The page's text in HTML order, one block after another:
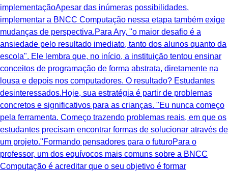
implementaçãoApesar das inúmeras possibilidades,
implementar a BNCC Computação nessa etapa também exige
mudanças de perspectiva.Para Ary, "o maior desafio é a
ansiedade pelo resultado imediato, tanto dos alunos quanto da
escola". Ele lembra que, no início, a instituição tentou ensinar
conceitos de programação de forma abstrata, diretamente na
lousa e depois nos computadores. O resultado? Estudantes
desinteressados.Hoje, sua estratégia é partir de problemas
concretos e significativos para as crianças. "Eu nunca começo
pela ferramenta. Começo trazendo problemas reais, em que os
estudantes precisam encontrar formas de solucionar através de
um projeto."Formando pensadores para o futuroPara o
professor, um dos equívocos mais comuns sobre a BNCC
Computação é acreditar que o seu objetivo é formar